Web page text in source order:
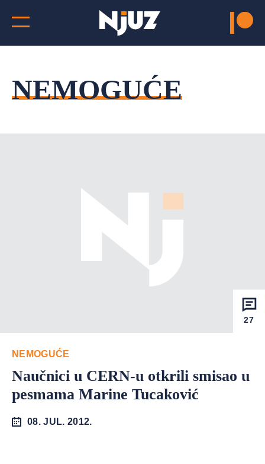
NEMOGUĆE
27
NEMOGUĆE
Naučnici u CERN-u otkrili smisao u
pesmama Marine Tucaković
08. JUL. 2012.